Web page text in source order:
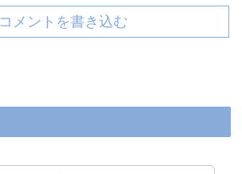
コメントを書き込む